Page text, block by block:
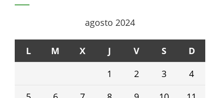
agosto 2024
L M X J V S
D
1
2 3
4